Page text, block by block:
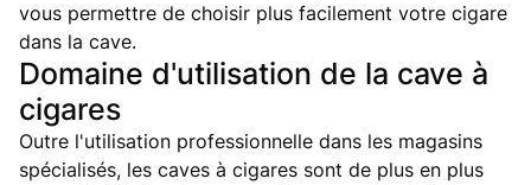
vous permettre de choisir plus facilement votre cigare
dans la cave.
Domaine d'utilisation de la cave à
cigares
Outre l'utilisation professionnelle dans les magasins
spécialisés, les caves à cigares sont de plus en plus